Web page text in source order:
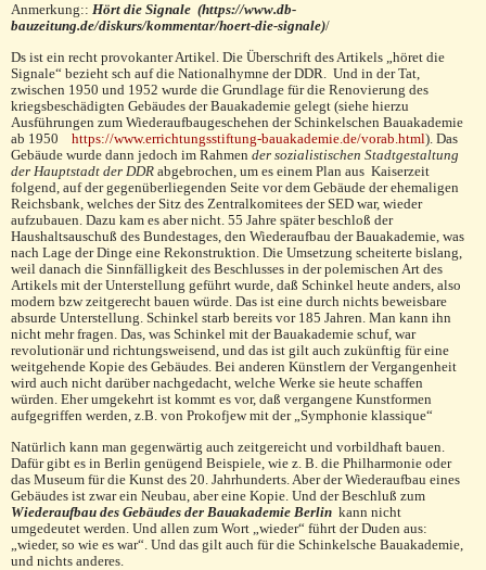
Anmerkung:: Hört die Signale (https://www.db-
bauzeitung.de/diskurs/kommentar/hoert-die-signale)/
Ds ist ein recht provokanter Artikel. Die Überschrift des Artikels „höret die
Signale“ bezieht sch auf die Nationalhymne der DDR. Und in der Tat,
zwischen 1950 und 1952 wurde die Grundlage für die Renovierung des
kriegsbeschädigten Gebäudes der Bauakademie gelegt (siehe hierzu
Ausführungen zum Wiederaufbaugeschehen der Schinkelschen Bauakademie
ab 1950 https://www.errichtungsstiftung-bauakademie.de/vorab.html). Das
Gebäude wurde dann jedoch im Rahmen der sozialistischen Stadtgestaltung
der Hauptstadt der DDR abgebrochen, um es einem Plan aus Kaiserzeit
folgend, auf der gegenüberliegenden Seite vor dem Gebäude der ehemaligen
Reichsbank, welches der Sitz des Zentralkomitees der SED war, wieder
aufzubauen. Dazu kam es aber nicht. 55 Jahre später beschloß der
Haushaltsauschuß des Bundestages, den Wiederaufbau der Bauakademie, was
nach Lage der Dinge eine Rekonstruktion. Die Umsetzung scheiterte bislang,
weil danach die Sinnfälligkeit des Beschlusses in der polemischen Art des
Artikels mit der Unterstellung geführt wurde, daß Schinkel heute anders, also
modern bzw zeitgerecht bauen würde. Das ist eine durch nichts beweisbare
absurde Unterstellung. Schinkel starb bereits vor 185 Jahren. Man kann ihn
nicht mehr fragen. Das, was Schinkel mit der Bauakademie schuf, war
revolutionär und richtungsweisend, und das ist gilt auch zukünftig für eine
weitgehende Kopie des Gebäudes. Bei anderen Künstlern der Vergangenheit
wird auch nicht darüber nachgedacht, welche Werke sie heute schaffen
würden. Eher umgekehrt ist kommt es vor, daß vergangene Kunstformen
aufgegriffen werden, z.B. von Prokofjew mit der „Symphonie klassique“
Natürlich kann man gegenwärtig auch zeitgereicht und vorbildhaft bauen.
Dafür gibt es in Berlin genügend Beispiele, wie z. B. die Philharmonie oder
das Museum für die Kunst des 20. Jahrhunderts. Aber der Wiederaufbau eines
Gebäudes ist zwar ein Neubau, aber eine Kopie. Und der Beschluß zum
Wiederaufbau des Gebäudes der Bauakademie Berlin kann nicht
umgedeutet werden. Und allen zum Wort „wieder“ führt der Duden aus:
„wieder, so wie es war“. Und das gilt auch für die Schinkelsche Bauakademie,
und nichts anderes.